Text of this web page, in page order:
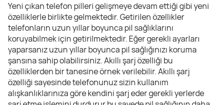
Yeni çıkan telefon pilleri gelişmeye devam ettiği gibi yeni
özelliklerle birlikte gelmektedir. Getirilen özellikler
telefonların uzun yıllar boyunca pil sağlıklarını
koruyabilmek için getirilmektedir. Eğer gerekli ayarları
yaparsanız uzun yıllar boyunca pil sağlığınızı koruma
şansına sahip olabilirsiniz. Akıllı şarj özelliği bu
özelliklerden bir tanesine örnek verilebilir. Akıllı şarj
özelliği sayesinde telefonunuz sizin kullanım
alışkanlıklarınıza göre kendini şarj eder gerekli yerlerde